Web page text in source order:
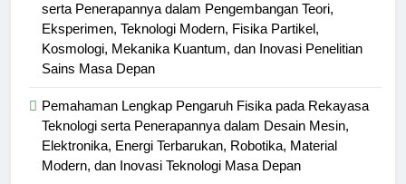
serta Penerapannya dalam Pengembangan Teori,
Eksperimen, Teknologi Modern, Fisika Partikel,
Kosmologi, Mekanika Kuantum, dan Inovasi Penelitian
Sains Masa Depan
Pemahaman Lengkap Pengaruh Fisika pada Rekayasa
Teknologi serta Penerapannya dalam Desain Mesin,
Elektronika, Energi Terbarukan, Robotika, Material
Modern, dan Inovasi Teknologi Masa Depan